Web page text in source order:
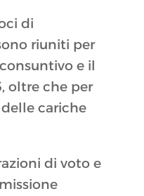
di
riuniti per
e il
oltre che per
cariche
di voto e